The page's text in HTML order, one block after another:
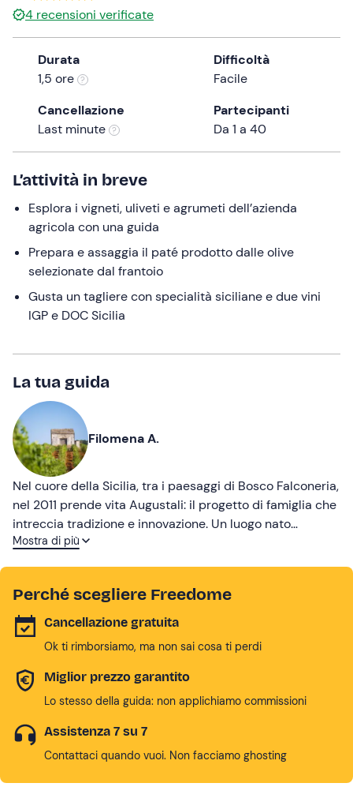
the
question
mark
keyboard
shortcuts
for
changing
dates.
0 €
4 recensioni verificate
Durata
1,5 ore
Difficoltà
Facile
Cancellazione
Last minute
Partecipanti
Da 1 a 40
L’attività in breve
Esplora i vigneti, uliveti e agrumeti dell’azienda
agricola con una guida
Prepara e assaggia il paté prodotto dalle olive
selezionate dal frantoio
Gusta un tagliere con specialità siciliane e due vini
IGP e DOC Sicilia
La tua guida
Filomena A.
Nel cuore della Sicilia, tra i paesaggi di Bosco Falconeria,
nel 2011 prende vita Augustali: il progetto di famiglia che
intreccia tradizione e innovazione. Un luogo nato
dall’amore per la terra, con l’obiettivo di custodire e
Mostra di più
Perché scegliere Freedome
Cancellazione gratuita
Ok ti rimborsiamo, ma non sai cosa ti perdi
Miglior prezzo garantito
Lo stesso della guida: non applichiamo commissioni
Assistenza 7 su 7
Contattaci quando vuoi. Non facciamo ghosting